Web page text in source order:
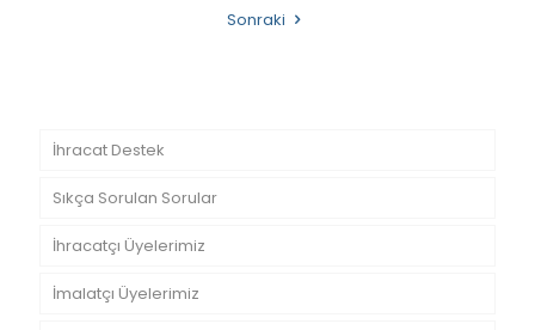
Sonraki
İhracat Destek
Sıkça Sorulan Sorular
İhracatçı Üyelerimiz
İmalatçı Üyelerimiz